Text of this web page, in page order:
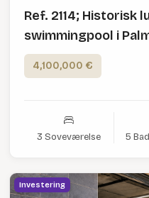
Ref. 2114; Historisk
swimmingpool i
4,100,000 €
3 Soveværelse 5
Investering